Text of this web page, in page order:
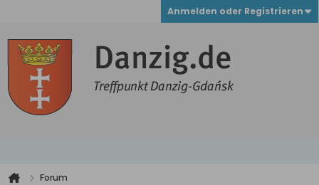
Anmelden oder Registrieren
Forum